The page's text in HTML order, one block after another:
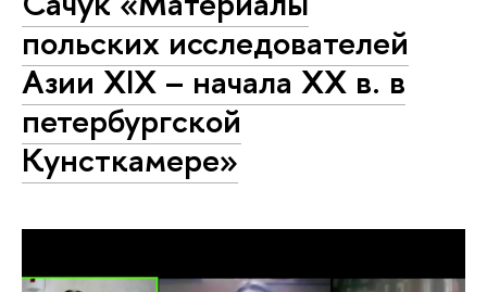
польских исследователей
Азии XIX – начала XX в. в
петербургской
Кунсткамере»